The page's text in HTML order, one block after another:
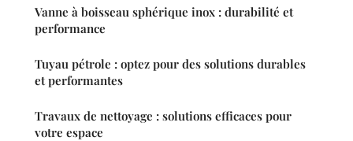
Vanne à boisseau sphérique inox : durabilité et
performance
Tuyau pétrole : optez pour des solutions durables
et performantes
Travaux de nettoyage : solutions efficaces pour
votre espace